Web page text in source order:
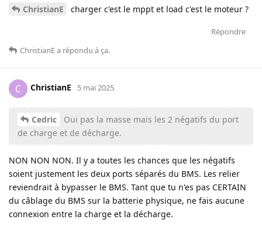
ChristianE charger c'est le mppt et load c'est le moteur ?
Répondre
ChristianEa répondu à ça.
C ChristianE 5 mai 2025
Cedric
Oui pas la masse mais les 2 négatifs du port
de charge et de décharge.
NON NON NON. Il y a toutes les chances que les négatifs
soient justement les deux ports séparés du BMS. Les relier
reviendrait à bypasser le BMS. Tant que tu n'es pas CERTAIN
du câblage du BMS sur la batterie physique, ne fais aucune
connexion entre la charge et la décharge.